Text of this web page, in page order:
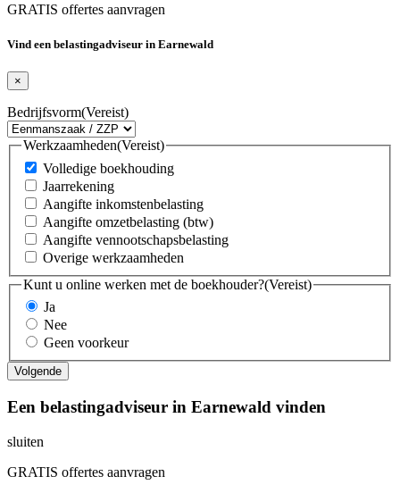
GRATIS offertes aanvragen
Vind een belastingadviseur in Earnewald
×
Bedrijfsvorm(Vereist)
Werkzaamheden(Vereist)
Volledige boekhouding
Jaarrekening
Aangifte inkomstenbelasting
Aangifte omzetbelasting (btw)
Aangifte vennootschapsbelasting
Overige werkzaamheden
Kunt u online werken met de boekhouder?(Vereist)
Ja
Nee
Geen voorkeur
Een belastingadviseur in Earnewald vinden
sluiten
GRATIS offertes aanvragen